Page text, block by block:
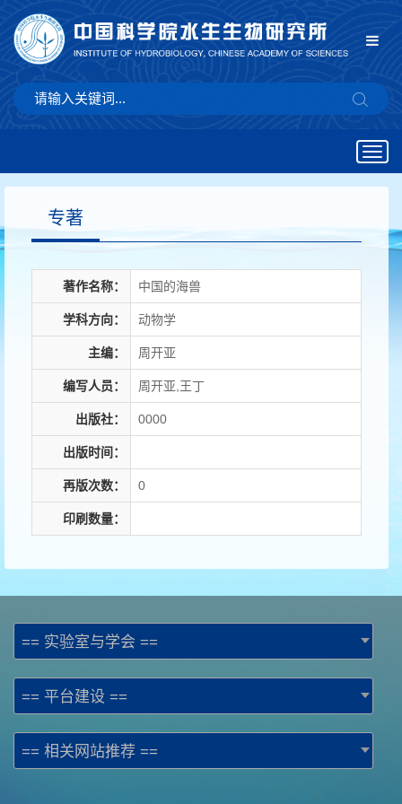
专著
著作名称： 中国的海兽
学科方向： 动物学
主编： 周开亚
编写人员： 周开亚,王丁
出版社： 0000
出版时间：
再版次数： 0
印刷数量：
== 实验室与学会 ==
== 平台建设 ==
== 相关网站推荐 ==